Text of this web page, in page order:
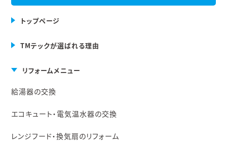
トップページ
TMテックが選ばれる理由
リフォームメニュー
給湯器の交換
エコキュート・電気温水器の交換
レンジフード・換気扇のリフォーム